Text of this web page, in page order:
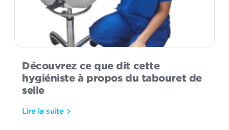
Découvrez ce que dit cette
hygiéniste à propos du tabouret de
selle
Lire la suite